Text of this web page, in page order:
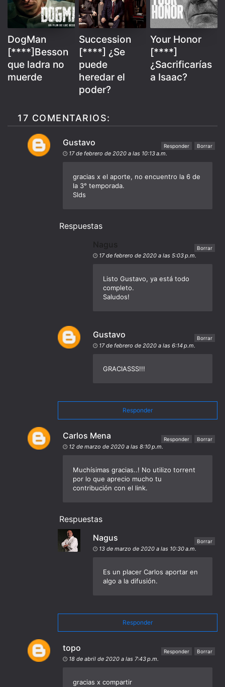
DogMan
[****]Besson
que ladra no
muerde
Succession
[****] ¿Se
puede
heredar el
poder?
Your Honor
[****]
¿Sacrificarías
a Isaac?
17 COMENTARIOS:
Gustavo
17 de febrero de 2020 a las 10:13 a.m.
gracias x el aporte, no encuentro la 6 de
la 3° temporada.
Slds
Responder Borrar
Respuestas
Nagus
17 de febrero de 2020 a las 5:03 p.m.
Listo Gustavo, ya está todo
completo.
Saludos!
Borrar
Gustavo
17 de febrero de 2020 a las 6:14 p.m.
GRACIASSS!!!
Borrar
Responder
Carlos Mena
12 de marzo de 2020 a las 8:10 p.m.
Muchísimas gracias..! No utilizo torrent
por lo que aprecio mucho tu
contribución con el link.
Responder Borrar
Respuestas
Nagus
13 de marzo de 2020 a las 10:30 a.m.
Es un placer Carlos aportar en
algo a la difusión.
Borrar
Responder
topo
18 de abril de 2020 a las 7:43 p.m.
gracias x compartir
Responder Borrar